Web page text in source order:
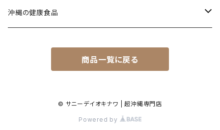
コンビーフ
ミックスセット
ミックスそば
ウコン茶
唐辛子
沖縄の健康食品
春ウコン + 紫ウコン
商品一覧に戻る
© サニーデイオキナワ | 超沖縄専門店
Powered by